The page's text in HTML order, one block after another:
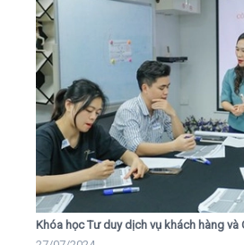
Khóa học Tư duy dịch vụ khách hàng